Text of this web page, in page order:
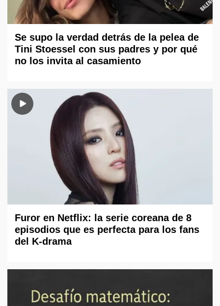
Se supo la verdad detrás de la pelea de
Tini Stoessel con sus padres y por qué
no los invita al casamiento
Furor en Netflix: la serie coreana de 8
episodios que es perfecta para los fans
del K-drama